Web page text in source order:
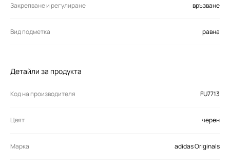
Закрепване и регулиране връзване
Вид подметка равна
Детайли за продукта
Код на производителя FU7713
Цвят черен
Марка adidas Originals